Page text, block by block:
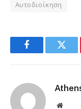
Αυτοδιοίκηση
Facebook
Website